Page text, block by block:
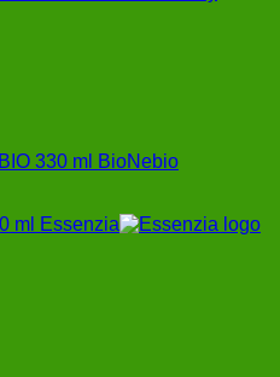
330 ml BioNebio